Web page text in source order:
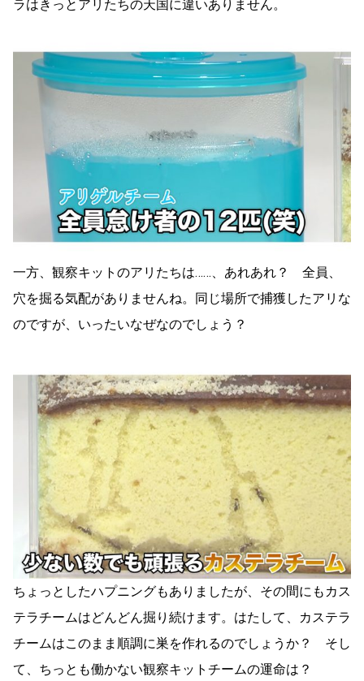
ラはきっとアリたちの天国に違いありません。
一方、観察キットのアリたちは……、あれあれ？ 全員、
穴を掘る気配がありませんね。同じ場所で捕獲したアリな
のですが、いったいなぜなのでしょう？
ちょっとしたハプニングもありましたが、その間にもカス
テラチームはどんどん掘り続けます。はたして、カステラ
チームはこのまま順調に巣を作れるのでしょうか？ そし
て、ちっとも働かない観察キットチームの運命は？